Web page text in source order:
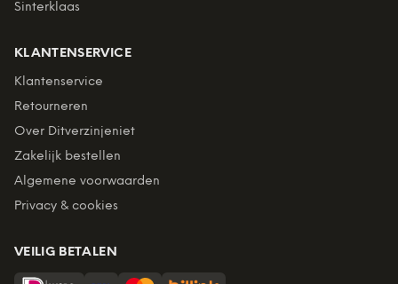
Sinterklaas
KLANTENSERVICE
Klantenservice
Retourneren
Over Ditverzinjeniet
Zakelijk bestellen
Algemene voorwaarden
Privacy & cookies
VEILIG BETALEN